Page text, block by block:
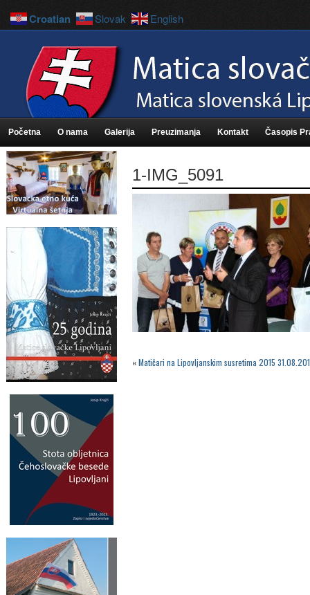
Početna O nama Galerija Preuzimanja Kontakt Časopis
1-IMG_5091
«Matičari na Lipovljanskim susretima 2015
Croatian Slovak English